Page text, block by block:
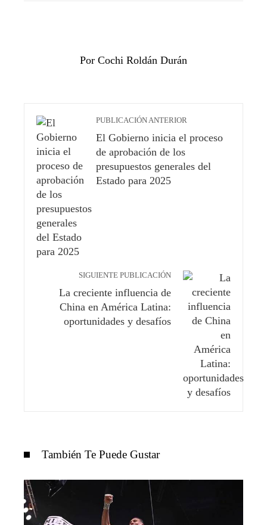
Por Cochi Roldán Durán
PUBLICACIÓN ANTERIOR
El Gobierno inicia el proceso
de aprobación de los
presupuestos generales del
Estado para 2025
SIGUIENTE PUBLICACIÓN
La creciente influencia de
China en América Latina:
oportunidades y desafíos
También Te Puede Gustar